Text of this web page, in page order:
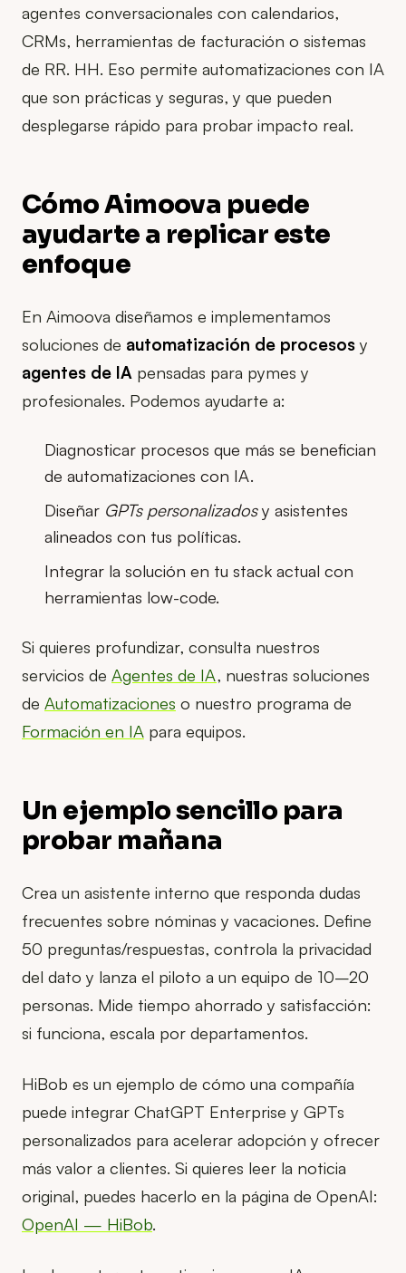
agentes conversacionales con calendarios,
CRMs, herramientas de facturación o sistemas
de RR. HH. Eso permite automatizaciones con IA
que son prácticas y seguras, y que pueden
desplegarse rápido para probar impacto real.
Cómo Aimoova puede
ayudarte a replicar este
enfoque
En Aimoova diseñamos e implementamos
soluciones de automatización de procesos y
agentes de IA pensadas para pymes y
profesionales. Podemos ayudarte a:
Diagnosticar procesos que más se benefician
de automatizaciones con IA.
Diseñar GPTs personalizadosy asistentes
alineados con tus políticas.
Integrar la solución en tu stack actual con
herramientas low-code.
Si quieres profundizar, consulta nuestros
servicios de Agentes de IA, nuestras soluciones
de Automatizaciones o nuestro programa de
Formación en IA para equipos.
Un ejemplo sencillo para
probar mañana
Crea un asistente interno que responda dudas
frecuentes sobre nóminas y vacaciones. Define
50 preguntas/respuestas, controla la privacidad
del dato y lanza el piloto a un equipo de 10–20
personas. Mide tiempo ahorrado y satisfacción:
si funciona, escala por departamentos.
HiBob es un ejemplo de cómo una compañía
puede integrar ChatGPT Enterprise y GPTs
personalizados para acelerar adopción y ofrecer
más valor a clientes. Si quieres leer la noticia
original, puedes hacerlo en la página de OpenAI:
OpenAI — HiBob.